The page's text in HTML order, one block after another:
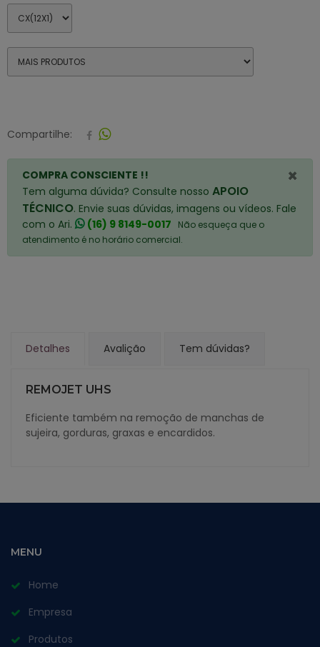
Compartilhe:
×
COMPRA CONSCIENTE !!
Tem alguma dúvida? Consulte nosso APOIO
TÉCNICO. Envie suas dúvidas, imagens ou vídeos. Fale
com o Ari.
(16) 9 8149-0017
Não esqueça que o
atendimento é no horário comercial.
Detalhes Avalição Tem dúvidas?
REMOJET UHS
Eficiente também na remoção de manchas de
sujeira, gorduras, graxas e encardidos.
MENU
Home
Empresa
Produtos